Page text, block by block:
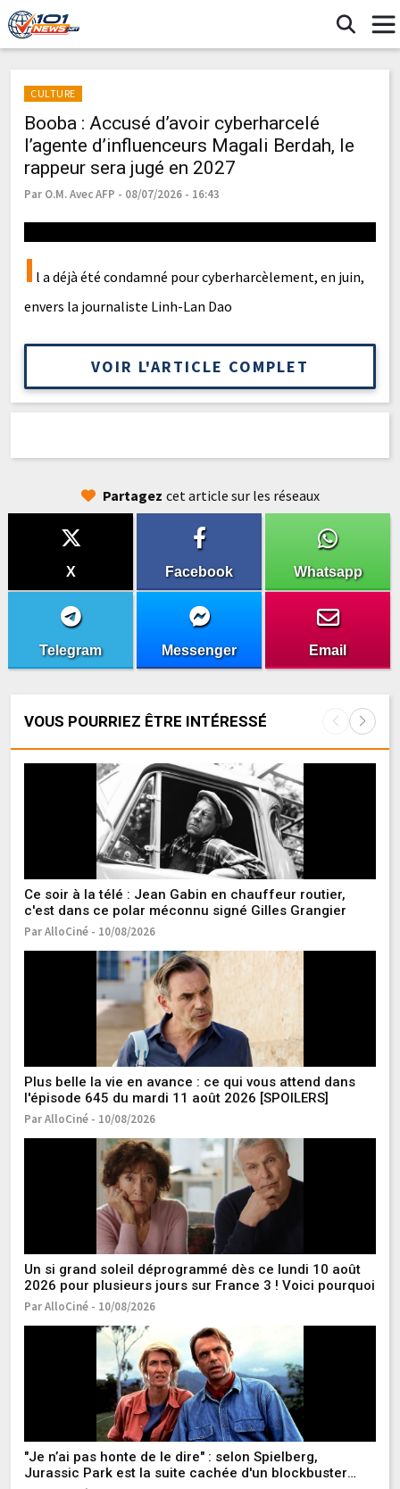
CULTURE
Booba : Accusé d’avoir cyberharcelé
l’agente d’influenceurs Magali Berdah, le
rappeur sera jugé en 2027
Par O.M. Avec AFP - 08/07/2026 - 16:43
Il a déjà été condamné pour cyberharcèlement, en juin,
envers la journaliste Linh-Lan Dao
VOIR L'ARTICLE COMPLET
Partagez cet article sur les réseaux
X Facebook Whatsapp
Telegram Messenger Email
VOUS POURRIEZ ÊTRE INTÉRESSÉ
Ce soir à la télé : Jean Gabin en chauffeur routier,
c'est dans ce polar méconnu signé Gilles Grangier
Par AlloCiné - 10/08/2026
Plus belle la vie en avance : ce qui vous attend dans
l'épisode 645 du mardi 11 août 2026 [SPOILERS]
Par AlloCiné - 10/08/2026
Un si grand soleil déprogrammé dès ce lundi 10 août
2026 pour plusieurs jours sur France 3 ! Voici pourquoi
Par AlloCiné - 10/08/2026
"Je n’ai pas honte de le dire" : selon Spielberg,
Jurassic Park est la suite cachée d'un blockbuster